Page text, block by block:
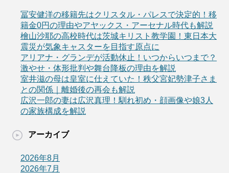
冨安健洋の移籍先はクリスタル・パレスで決定的！移
籍金0円の理由やアヤックス・アーセナル時代も解説
檜山沙耶の高校時代は茨城キリスト教学園！東日本大
震災が気象キャスターを目指す原点に
アリアナ・グランデが活動休止！いつからいつまで？
激やせ・体形批判や舞台降板の理由を解説
室井滋の母は皇室に仕えていた！秩父宮妃勢津子さま
との関係｜離婚後の再会も解説
広沢一郎の妻は広沢真理！馴れ初め・顔画像や娘3人
の家族構成を解説
アーカイブ
2026年8月
2026年7月